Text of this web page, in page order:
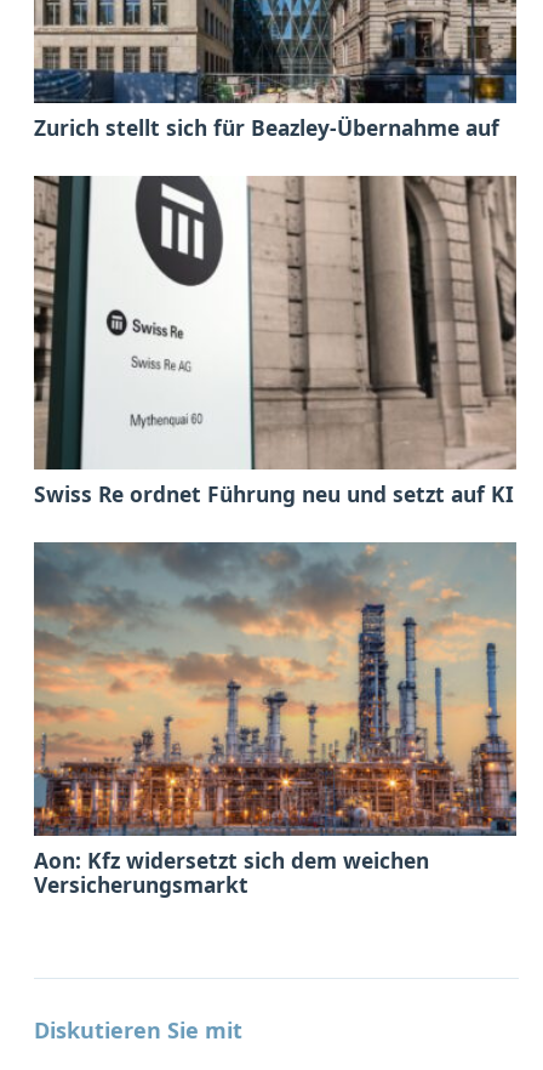
Zurich stellt sich für Beazley-Übernahme auf
Swiss Re ordnet Führung neu und setzt auf KI
Aon: Kfz widersetzt sich dem weichen
Versicherungsmarkt
Diskutieren Sie mit